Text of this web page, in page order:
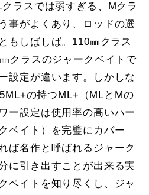
ラスでは弱すぎる、Mクラ
事がよくあり、ロッドの選
もしばしば。110㎜クラス
クラスのジャークベイトで
設定が違います。しかしな
の持つML+（MLとMの
ー設定は使用率の高いハー
ベイト）を完璧にカバー
ば名作と呼ばれるジャーク
に引き出すことが出来る実
ベイトを知り尽くし、ジャ